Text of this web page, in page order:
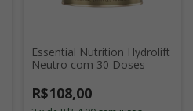
Essential Nutrition Hydrolift
Neutro com 30 Doses
R$108,00